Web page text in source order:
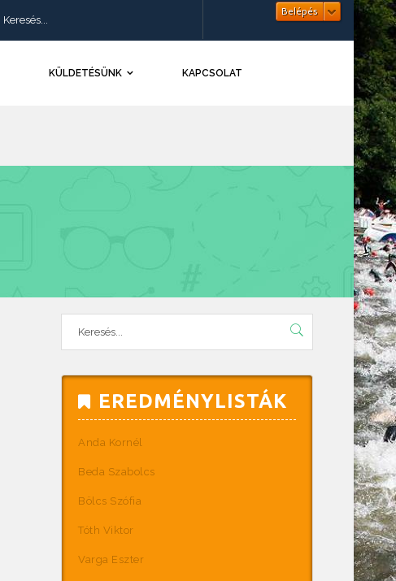
Belépés
KÜLDETÉSÜNK KAPCSOLAT
EREDMÉNYLISTÁK
Anda Kornél
Beda Szabolcs
Bölcs Szófia
Tóth Viktor
Varga Eszter